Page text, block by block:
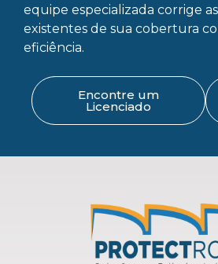
equipe especializada corrige
existentes de sua cobertura
eficiência.
Encontre um
Licenciado